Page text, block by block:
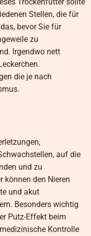
Stellen, die für
bevor Sie für
zu
Irgendwo nett
die je nach
auf die
und zu
können den Nieren
und akut
Besonders wichtig
Putz-Effekt beim
Kontrolle